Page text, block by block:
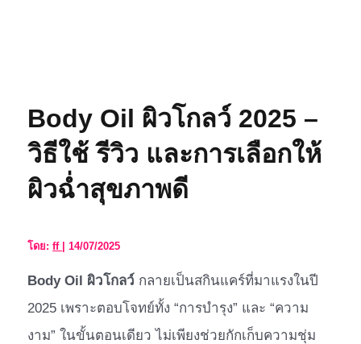
Body Oil ผิวโกลว์ 2025 –
วิธีใช้ รีวิว และการเลือกให้
ผิวฉ่ำสุขภาพดี
โดย:ff |14/07/2025
Body Oil ผิวโกลว์ กลายเป็นสกินแคร์ที่มาแรงในปี
2025 เพราะตอบโจทย์ทั้ง “การบำรุง” และ “ความ
งาม” ในขั้นตอนเดียว ไม่เพียงช่วยกักเก็บความชุ่ม